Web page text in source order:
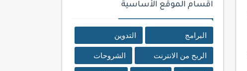
اقسام الموقع الأساسية
البرامج التدوين
الربح من الانترنت الشروحات